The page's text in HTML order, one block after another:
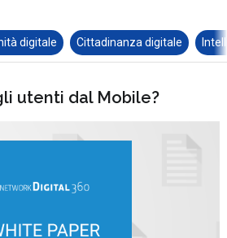
digitale Cittadinanza digitale
utenti dal Mobile?